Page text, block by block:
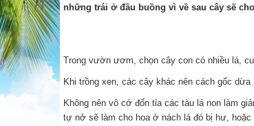
những trái ở đầu buồng vì về sau cây sẽ
Trong vườn ươm, chọn cây con có nhiều lá,
Khi trồng xen, các cây khác nên cách gốc dừa
Không nên vô cớ đốn tỉa các tàu lá non làm
tự nở sẽ làm cho hoa ở nách lá đó bị hư, hoặc